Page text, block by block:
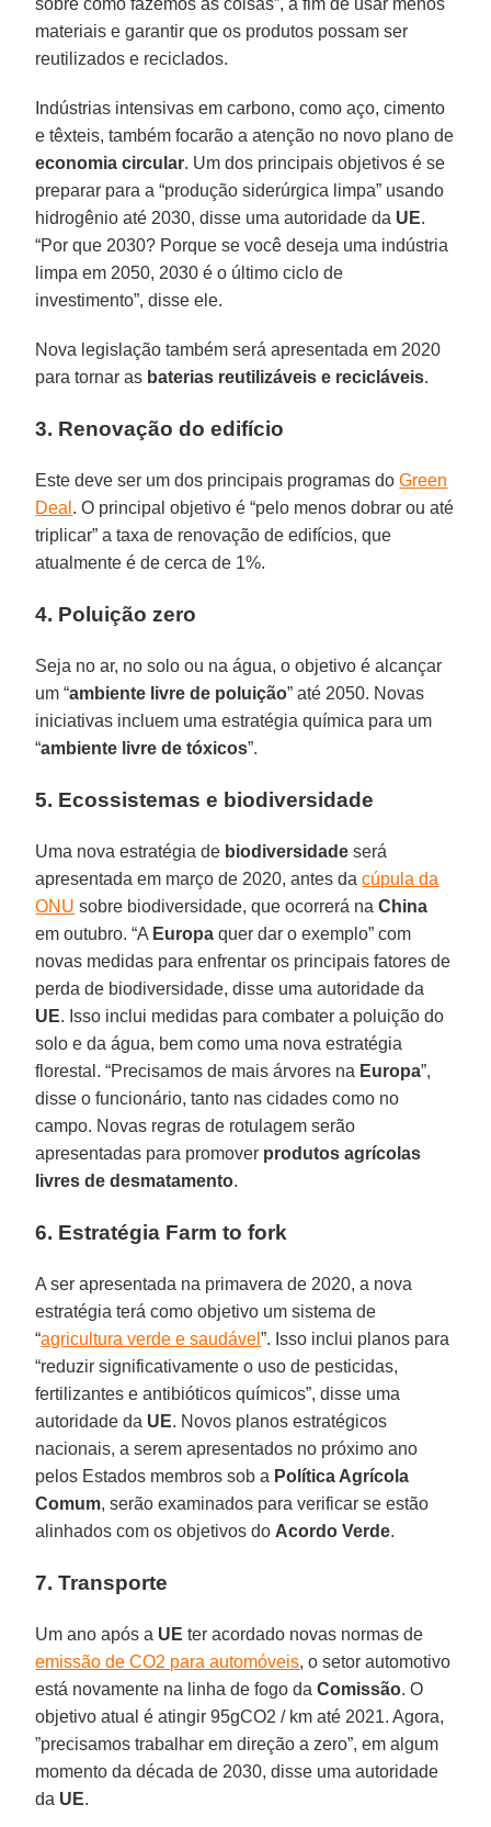
sobre como fazemos as coisas”, a fim de usar menos
materiais e garantir que os produtos possam ser
reutilizados e reciclados.
Indústrias intensivas em carbono, como aço, cimento
e têxteis, também focarão a atenção no novo plano de
economia circular. Um dos principais objetivos é se
preparar para a “produção siderúrgica limpa” usando
hidrogênio até 2030, disse uma autoridade da UE.
“Por que 2030? Porque se você deseja uma indústria
limpa em 2050, 2030 é o último ciclo de
investimento”, disse ele.
Nova legislação também será apresentada em 2020
para tornar as baterias reutilizáveis e recicláveis.
3. Renovação do edifício
Este deve ser um dos principais programas doGreen
Deal . O principal objetivo é “pelo menos dobrar ou até
triplicar” a taxa de renovação de edifícios, que
atualmente é de cerca de 1%.
4. Poluição zero
Seja no ar, no solo ou na água, o objetivo é alcançar
um “ambiente livre de poluição” até 2050. Novas
iniciativas incluem uma estratégia química para um
“ambiente livre de tóxicos”.
5. Ecossistemas e biodiversidade
Uma nova estratégia de biodiversidade será
apresentada em março de 2020, antes dacúpula da
ONU sobre biodiversidade, que ocorrerá naChina
em outubro. “A Europa quer dar o exemplo” com
novas medidas para enfrentar os principais fatores de
perda de biodiversidade, disse uma autoridade da
UE. Isso inclui medidas para combater a poluição do
solo e da água, bem como uma nova estratégia
florestal. “Precisamos de mais árvores na Europa”,
disse o funcionário, tanto nas cidades como no
campo. Novas regras de rotulagem serão
apresentadas para promover produtos agrícolas
livres de desmatamento.
6. Estratégia Farm to fork
A ser apresentada na primavera de 2020, a nova
estratégia terá como objetivo um sistema de
“agricultura verde e saudável”. Isso inclui planos para
“reduzir significativamente o uso de pesticidas,
fertilizantes e antibióticos químicos”, disse uma
autoridade da UE. Novos planos estratégicos
nacionais, a serem apresentados no próximo ano
pelos Estados membros sob a Política Agrícola
Comum, serão examinados para verificar se estão
alinhados com os objetivos do Acordo Verde.
7. Transporte
Um ano após a UE ter acordado novas normas de
emissão de CO2 para automóveis, o setor automotivo
está novamente na linha de fogo daComissão. O
objetivo atual é atingir 95gCO2 / km até 2021. Agora,
”precisamos trabalhar em direção a zero”, em algum
momento da década de 2030, disse uma autoridade
da UE.